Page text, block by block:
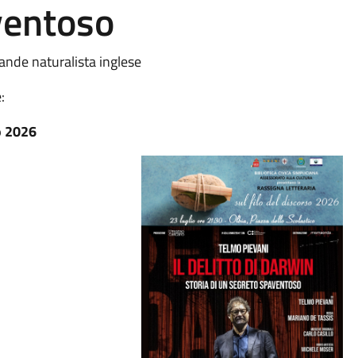
naturalista inglese
2026